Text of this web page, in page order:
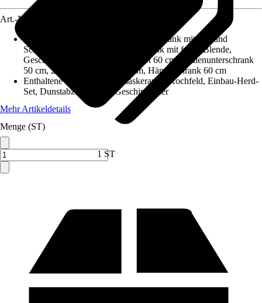
Verkauf durch:HORNBACH
Art.-Nr.
Unterschrank mit Tür und
Schublade 50 cm, Herdumbauschrank mit fester Blende,
Geschirrspülerblende vollintegriert 60 cm, Spülenunterschrank
50 cm, 2 x Hängeschrank 50 cm, Hängeschrank 60 cm
Enthaltene Elektrogeräte
Glaskeramik-Kochfeld, Einbau-Herd-
Set, Dunstabzugshaube, Geschirrspüler
Mehr Artikeldetails
Menge (ST)
1 ST